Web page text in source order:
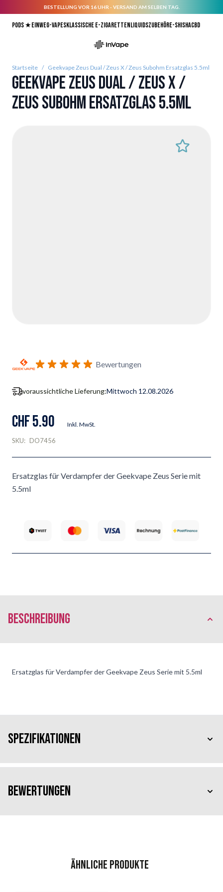
BESTELLUNG VOR 16 UHR - VERSAND AM SELBEN TAG.
Pods ★Einweg-VapesKlassische E-ZigarettenLiquidsZubehörE-ShishaCBD
Startseite / Geekvape Zeus Dual / Zeus X / Zeus Subohm Ersatzglas 5.5ml
Geekvape Zeus Dual / Zeus X /
Zeus Subohm Ersatzglas 5.5ml
Bewertungen
voraussichtliche Lieferung:Mittwoch 12.08.2026
CHF 5.90 Inkl. MwSt.
SKU: DO7456
Ersatzglas für Verdampfer der Geekvape Zeus Serie mit
5.5ml
Beschreibung
Ersatzglas für Verdampfer der Geekvape Zeus Serie mit 5.5ml
Spezifikationen
Bewertungen
Ähnliche Produkte